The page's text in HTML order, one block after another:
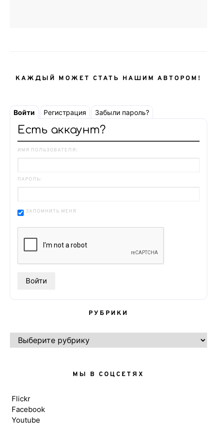
КАЖДЫЙ МОЖЕТ СТАТЬ НАШИМ АВТОРОМ!
Войти Регистрация Забыли пароль?
Есть аккаунт?
ИМЯ ПОЛЬЗОВАТЕЛЯ:
ПАРОЛЬ:
ЗАПОМНИТЬ МЕНЯ
РУБРИКИ
РУБРИКИ
МЫ В СОЦСЕТЯХ
Flickr
Facebook
Youtube